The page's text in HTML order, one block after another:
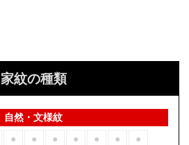
家紋の種類
自然・文様紋